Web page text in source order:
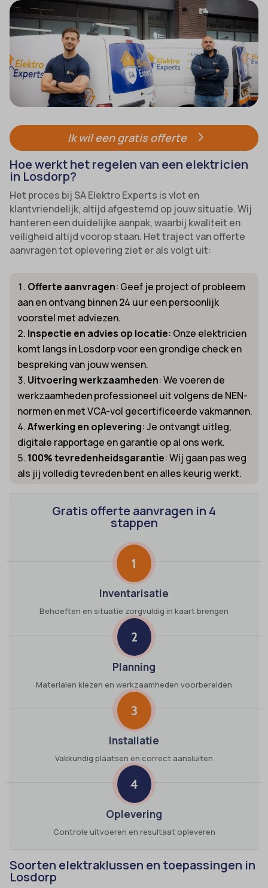
Ik wil een gratis offerte
Hoe werkt het regelen van een elektricien
in Losdorp?
Het proces bij SA Elektro Experts is vlot en
klantvriendelijk, altijd afgestemd op jouw situatie. Wij
hanteren een duidelijke aanpak, waarbij kwaliteit en
veiligheid altijd voorop staan. Het traject van offerte
aanvragen tot oplevering ziet er als volgt uit:
Offerte aanvragen: Geef je project of probleem
aan en ontvang binnen 24 uur een persoonlijk
voorstel met adviezen.
Inspectie en advies op locatie: Onze elektricien
komt langs in Losdorp voor een grondige check en
bespreking van jouw wensen.
Uitvoering werkzaamheden: We voeren de
werkzaamheden professioneel uit volgens de NEN-
normen en met VCA-vol gecertificeerde vakmannen.
Afwerking en oplevering: Je ontvangt uitleg,
digitale rapportage en garantie op al ons werk.
100% tevredenheidsgarantie: Wij gaan pas weg
als jij volledig tevreden bent en alles keurig werkt.
Gratis offerte aanvragen in 4
stappen
1
Inventarisatie
Behoeften en situatie zorgvuldig in kaart brengen
2
Planning
Materialen kiezen en werkzaamheden voorbereiden
3
Installatie
Vakkundig plaatsen en correct aansluiten
4
Oplevering
Controle uitvoeren en resultaat opleveren
Soorten elektraklussen en toepassingen in
Losdorp